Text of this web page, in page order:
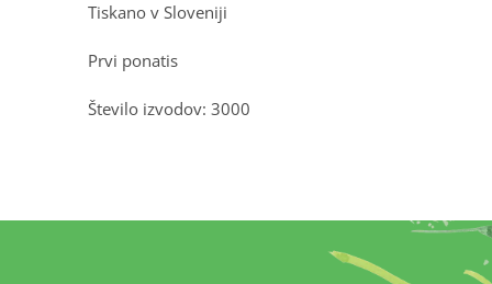
Tiskano v Sloveniji
Prvi ponatis
Število izvodov: 3000